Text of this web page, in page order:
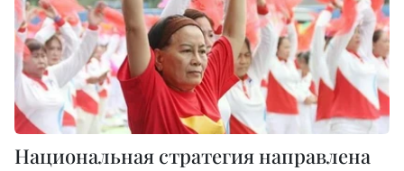
Национальная стратегия направлена